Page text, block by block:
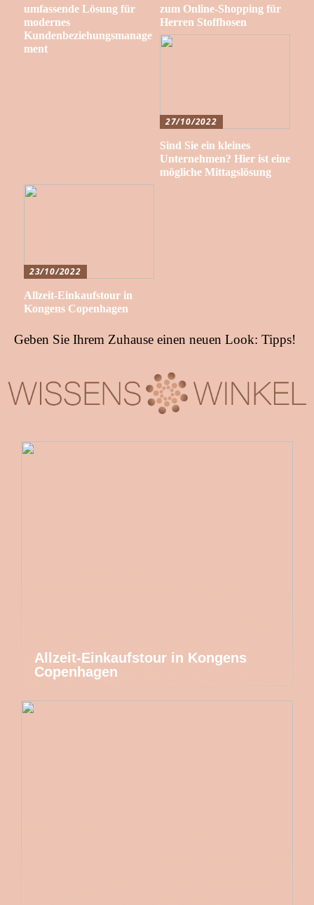
umfassende Lösung für
modernes
Kundenbeziehungsmanage
ment
zum Online-Shopping für
Herren Stoffhosen
27/10/2022
Sind Sie ein kleines
Unternehmen? Hier ist eine
mögliche Mittagslösung
23/10/2022
Allzeit-Einkaufstour in
Kongens Copenhagen
Geben Sie Ihrem Zuhause einen neuen Look: Tipps!
Allzeit-Einkaufstour in Kongens
Copenhagen